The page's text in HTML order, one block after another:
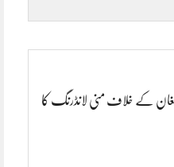
کے خلاف منی لانڈرنگ کا